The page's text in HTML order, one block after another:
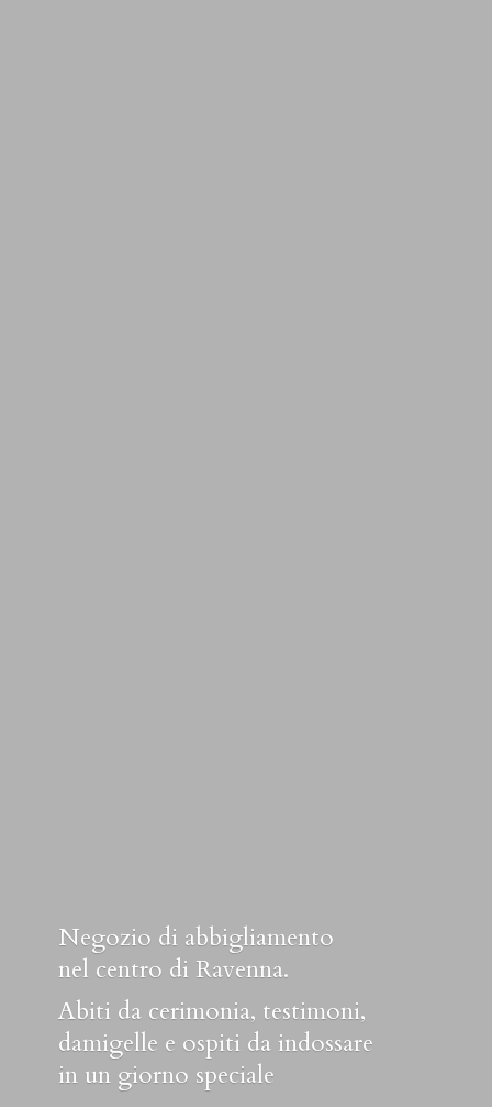
Negozio di abbigliamento
nel centro di Ravenna.
Abiti da cerimonia, testimoni,
damigelle e ospiti da indossare
in un giorno speciale